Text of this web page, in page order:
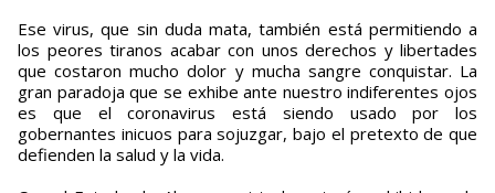
Ese virus, que sin duda mata, también está permitiendo a
los peores tiranos acabar con unos derechos y libertades
que costaron mucho dolor y mucha sangre conquistar. La
gran paradoja que se exhibe ante nuestro indiferentes ojos
es que el coronavirus está siendo usado por los
gobernantes inicuos para sojuzgar, bajo el pretexto de que
defienden la salud y la vida.